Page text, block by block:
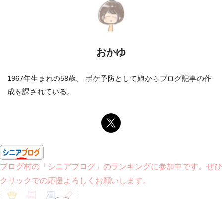
おかゆ
1967年生まれの58歳。 ボケ予防として娘からブログ記事の作
成を課されている。
ブログ村の「シニアブログ」のランキングに参加中です。ぜひ
クリックでの応援よろしくお願いします。